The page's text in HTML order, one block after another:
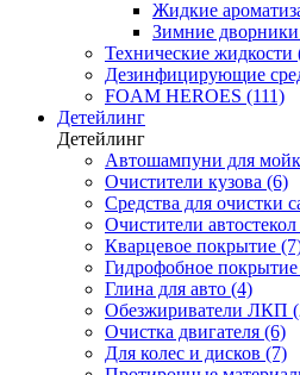
Жидкие
Зимние
Технические жидкости
Дезинфицирующие
FOAM HEROES (111)
Детейлинг
Детейлинг
Автошампуни для
Очистители кузова (6)
Средства для очистки
Очистители
Кварцевое покрытие
Гидрофобное
Глина для авто (4)
Обезжириватели ЛКП
Очистка двигателя (6)
Для колес и дисков (7)